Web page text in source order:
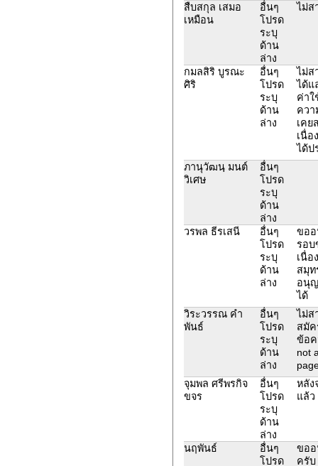
สืบสกุล เสมอ
เหมือน
อื่นๆ
โปรด
ระบุ
ด้าน
ล่าง
ไม่ส
กมลสิริ บูรณะ
ศิริ
อื่นๆ
โปรด
ระบุ
ด้าน
ล่าง
ไม่ส
ได้แ
ค่าใ
ควา
เคย
เนื่อ
ได้ป
ภานุวัฒนฺ มนต์
วิเศษ
อื่นๆ
โปรด
ระบุ
ด้าน
ล่าง
วรพล ธีรเสนี
อื่นๆ
โปรด
ระบุ
ด้าน
ล่าง
ขออ
รอบ
เนื่อ
สมุท
อนุญ
ได้
วิระวรรณ คำ
พันธ์
อื่นๆ
โปรด
ระบุ
ด้าน
ล่าง
ไม่ส
สมัค
ข้อค
not
จุมพล ศรีพรกิจ
ขจร
อื่นๆ
โปรด
ระบุ
ด้าน
ล่าง
หลัง
แล้ว
นฤพันธ์
อื่นๆ
โปรด
ขออ
ครับ